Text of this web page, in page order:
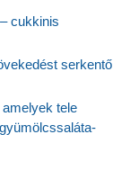
cukkinis
serkentő
tele